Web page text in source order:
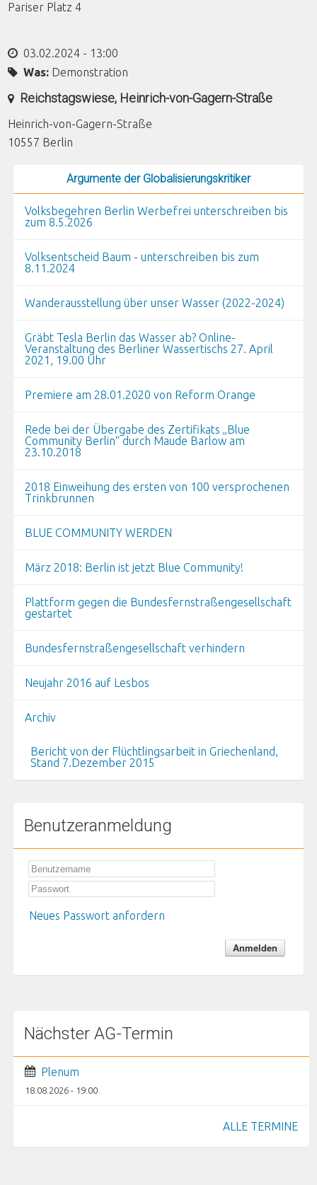
Pariser Platz 4
03.02.2024 - 13:00
Was: Demonstration
Reichstagswiese, Heinrich-von-Gagern-Straße
Heinrich-von-Gagern-Straße
10557 Berlin
Argumente der Globalisierungskritiker
Volksbegehren Berlin Werbefrei unterschreiben bis
zum 8.5.2026
Volksentscheid Baum - unterschreiben bis zum
8.11.2024
Wanderausstellung über unser Wasser (2022-2024)
Gräbt Tesla Berlin das Wasser ab? Online-
Veranstaltung des Berliner Wassertischs 27. April
2021, 19.00 Uhr
Premiere am 28.01.2020 von Reform Orange
Rede bei der Übergabe des Zertifikats „Blue
Community Berlin“ durch Maude Barlow am
23.10.2018
2018 Einweihung des ersten von 100 versprochenen
Trinkbrunnen
BLUE COMMUNITY WERDEN
März 2018: Berlin ist jetzt Blue Community!
Plattform gegen die Bundesfernstraßengesellschaft
gestartet
Bundesfernstraßengesellschaft verhindern
Neujahr 2016 auf Lesbos
Archiv
Bericht von der Flüchtlingsarbeit in Griechenland,
Stand 7.Dezember 2015
Benutzeranmeldung
Neues Passwort anfordern
Nächster AG-Termin
Plenum
18.08.2026 - 19:00
ALLE TERMINE